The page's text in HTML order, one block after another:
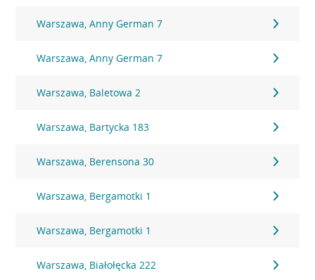
Warszawa, Anny German 7
Warszawa, Anny German 7
Warszawa, Baletowa 2
Warszawa, Bartycka 183
Warszawa, Berensona 30
Warszawa, Bergamotki 1
Warszawa, Bergamotki 1
Warszawa, Białołęcka 222